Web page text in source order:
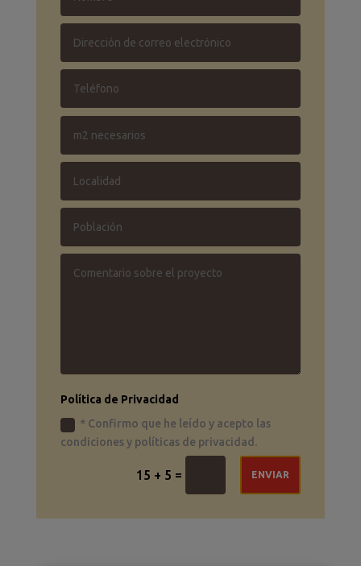
Política de Privacidad
* Confirmo que he leído y acepto las
condiciones y políticas de privacidad.
15 + 5 = ENVIAR